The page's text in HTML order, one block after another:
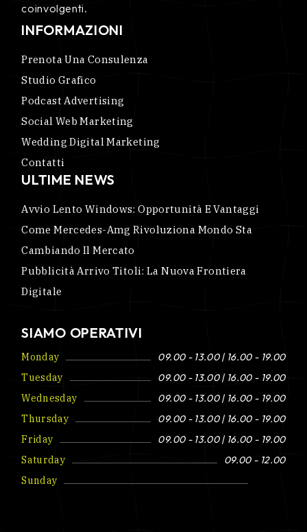
coinvolgenti.
INFORMAZIONI
Prenota Una Consulenza
Studio Grafico
Podcast Advertising
Social Web Marketing
Wedding Digital Marketing
Contatti
ULTIME NEWS
Avvio Lento Windows: Opportunità E Vantaggi
Come Mercedes-Amg Rivoluziona Mondo Sta
Cambiando Il Mercato
Pubblicità Arrivo Titoli: La Nuova Frontiera
Digitale
SIAMO OPERATIVI
Monday
09.00 - 13.00 | 16.00 - 19.00
Tuesday
09.00 - 13.00 | 16.00 - 19.00
Wednesday
09.00 - 13.00 | 16.00 - 19.00
Thursday
09.00 - 13.00 | 16.00 - 19.00
Friday
09.00 - 13.00 | 16.00 - 19.00
Saturday
09.00 - 12.00
Sunday